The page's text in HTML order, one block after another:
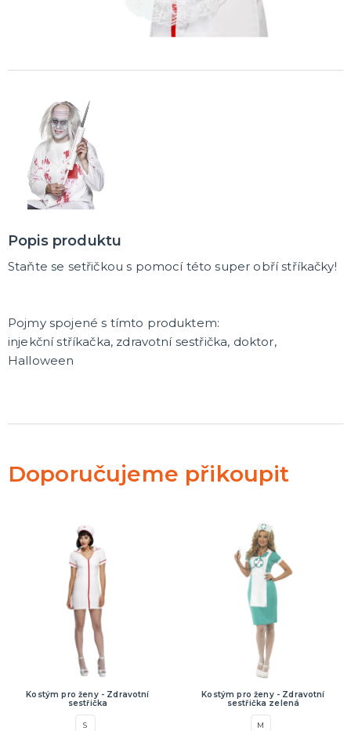
Popis produktu
Staňte se setřičkou s pomocí této super obří stříkačky!
Pojmy spojené s tímto produktem:
injekční stříkačka, zdravotní sestřička, doktor,
Halloween
Doporučujeme přikoupit
Kostým pro ženy - Zdravotní
sestřička
S
Kostým pro ženy - Zdravotní
sestřička zelená
M